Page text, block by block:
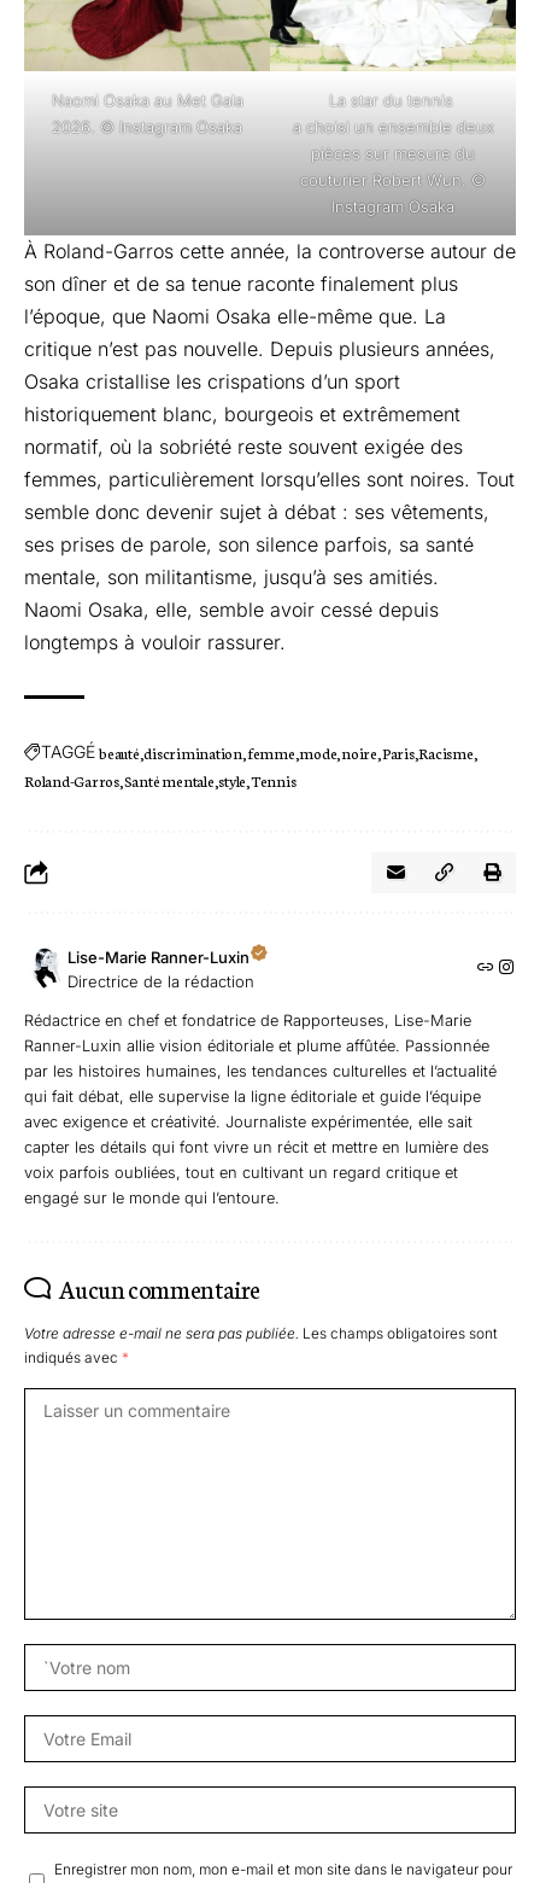
Naomi Osaka au Met Gala
2026. © Instagram Osaka
La star du tennis
a choisi un ensemble deux
pièces sur mesure du
couturier Robert Wun. ©
Instagram Osaka
À Roland-Garros cette année, la controverse autour de
son dîner et de sa tenue raconte finalement plus
l’époque, que Naomi Osaka elle-même que. La
critique n’est pas nouvelle. Depuis plusieurs années,
Osaka cristallise les crispations d’un sport
historiquement blanc, bourgeois et extrêmement
normatif, où la sobriété reste souvent exigée des
femmes, particulièrement lorsqu’elles sont noires. Tout
semble donc devenir sujet à débat : ses vêtements,
ses prises de parole, son silence parfois, sa santé
mentale, son militantisme, jusqu’à ses amitiés.
Naomi Osaka, elle, semble avoir cessé depuis
longtemps à vouloir rassurer.
TAGGÉbeauté discrimination femme mode noire Paris Racisme
Roland-Garros Santé mentale style Tennis
Lise-Marie Ranner-Luxin
Directrice de la rédaction
Rédactrice en chef et fondatrice de Rapporteuses, Lise-Marie
Ranner-Luxin allie vision éditoriale et plume affûtée. Passionnée
par les histoires humaines, les tendances culturelles et l’actualité
qui fait débat, elle supervise la ligne éditoriale et guide l’équipe
avec exigence et créativité. Journaliste expérimentée, elle sait
capter les détails qui font vivre un récit et mettre en lumière des
voix parfois oubliées, tout en cultivant un regard critique et
engagé sur le monde qui l’entoure.
Aucun commentaire
Votre adresse e-mail ne sera pas publiée. Les champs obligatoires sont
indiqués avec *
Enregistrer mon nom, mon e-mail et mon site dans le navigateur pour